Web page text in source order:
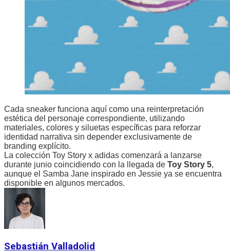
Cada sneaker funciona aquí como una reinterpretación
estética del personaje correspondiente, utilizando
materiales, colores y siluetas específicas para reforzar
identidad narrativa sin depender exclusivamente de
branding explícito.
La colección Toy Story x adidas comenzará a lanzarse
durante junio coincidiendo con la llegada de Toy Story 5,
aunque el Samba Jane inspirado en Jessie ya se encuentra
disponible en algunos mercados.
Sebastián Valladolid